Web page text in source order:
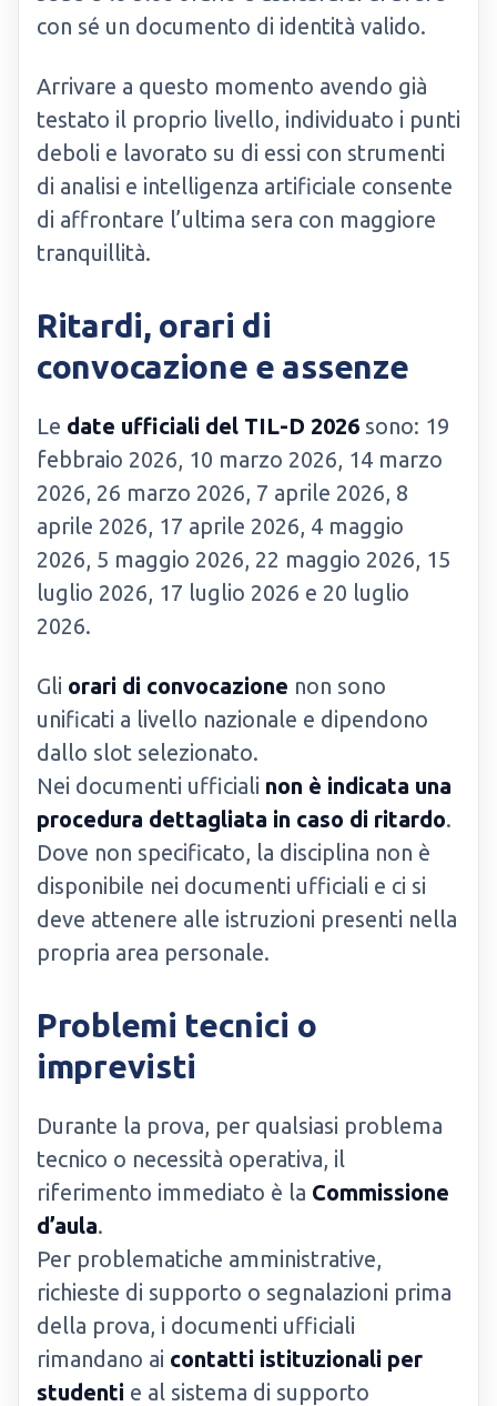
con sé un documento di identità valido.
Arrivare a questo momento avendo già
testato il proprio livello, individuato i punti
deboli e lavorato su di essi con strumenti
di analisi e intelligenza artificiale consente
di affrontare l’ultima sera con maggiore
tranquillità.
Ritardi, orari di
convocazione e assenze
Le date ufficiali del TIL-D 2026 sono: 19
febbraio 2026, 10 marzo 2026, 14 marzo
2026, 26 marzo 2026, 7 aprile 2026, 8
aprile 2026, 17 aprile 2026, 4 maggio
2026, 5 maggio 2026, 22 maggio 2026, 15
luglio 2026, 17 luglio 2026 e 20 luglio
2026.
Gli orari di convocazione non sono
unificati a livello nazionale e dipendono
dallo slot selezionato.
Nei documenti ufficiali non è indicata una
procedura dettagliata in caso di ritardo.
Dove non specificato, la disciplina non è
disponibile nei documenti ufficiali e ci si
deve attenere alle istruzioni presenti nella
propria area personale.
Problemi tecnici o
imprevisti
Durante la prova, per qualsiasi problema
tecnico o necessità operativa, il
riferimento immediato è la Commissione
d’aula.
Per problematiche amministrative,
richieste di supporto o segnalazioni prima
della prova, i documenti ufficiali
rimandano ai contatti istituzionali per
studenti e al sistema di supporto